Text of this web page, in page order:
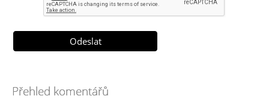
Přehled komentářů